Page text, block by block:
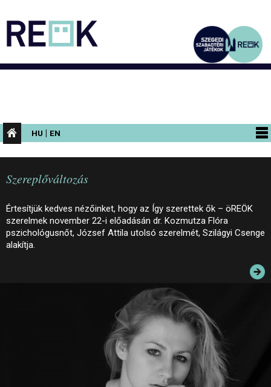
HU | EN
PROGRAMOK
AZ ÉPÜLET
INFORMÁCIÓK
ELÉRHETŐSÉG
PALOTASÉTÁK ÉS VEZETÉSEK
KÖZÉRDEKŰ ADATOK
Szereplőváltozás
Értesítjük kedves nézőinket, hogy az Így szerettek ők – öREÖK
szerelmek november 22-i előadásán dr. Kozmutza Flóra
pszichológusnőt, József Attila utolsó szerelmét, Szilágyi Csenge
alakítja.